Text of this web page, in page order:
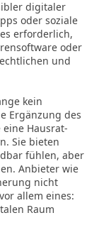
digitaler
oder soziale
erforderlich,
oder
und
kein
Ergänzung des
Hausrat-
Sie bieten
fühlen, aber
Anbieter wie
nicht
allem eines:
Raum